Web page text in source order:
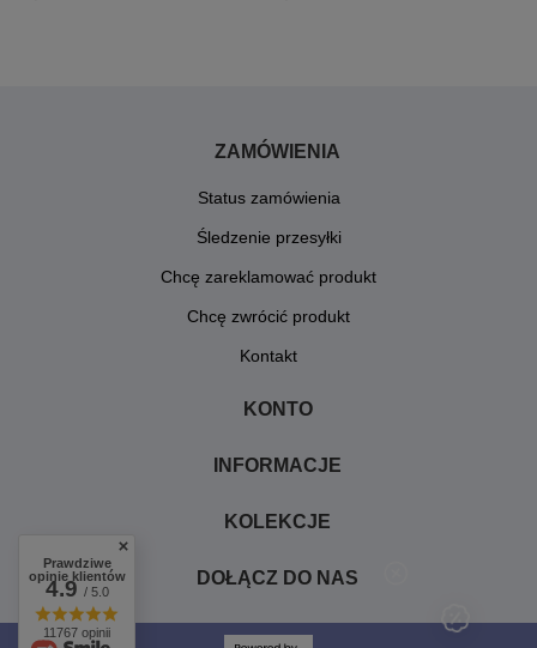
ZAMÓWIENIA
Status zamówienia
Śledzenie przesyłki
Chcę zareklamować produkt
Chcę zwrócić produkt
Kontakt
KONTO
INFORMACJE
KOLEKCJE
DOŁĄCZ DO NAS
Prawdziwe
opinie klientów
4.9/ 5.0
11767 opinii